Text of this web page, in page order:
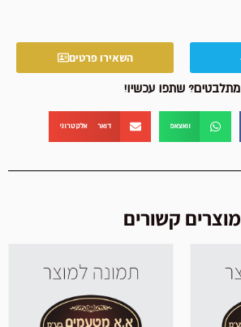
השאירו פרטים
מתלבטים? שתפו עכשיו!
וואצאפ דואר אלקטרוני
מוצרים קשורים